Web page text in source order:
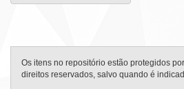
Os itens no repositório estão protegidos
direitos reservados, salvo quando é